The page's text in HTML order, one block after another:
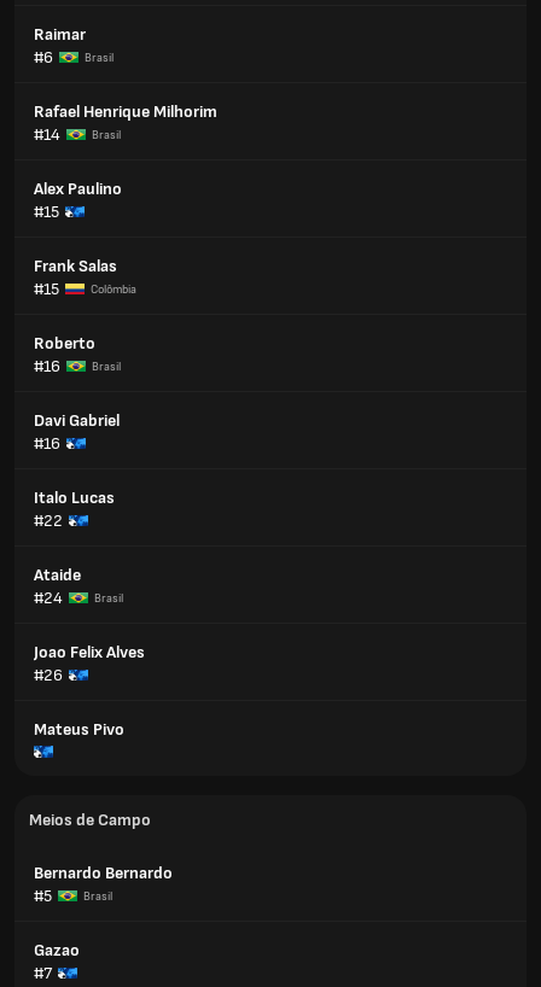
Raimar
#6
Brasil
Rafael Henrique Milhorim
#14
Brasil
Alex Paulino
#15
Frank Salas
#15
Colômbia
Roberto
#16
Brasil
Davi Gabriel
#16
Italo Lucas
#22
Ataide
#24
Brasil
Joao Felix Alves
#26
Mateus Pivo
Meios de Campo
Bernardo Bernardo
#5
Brasil
Gazao
#7